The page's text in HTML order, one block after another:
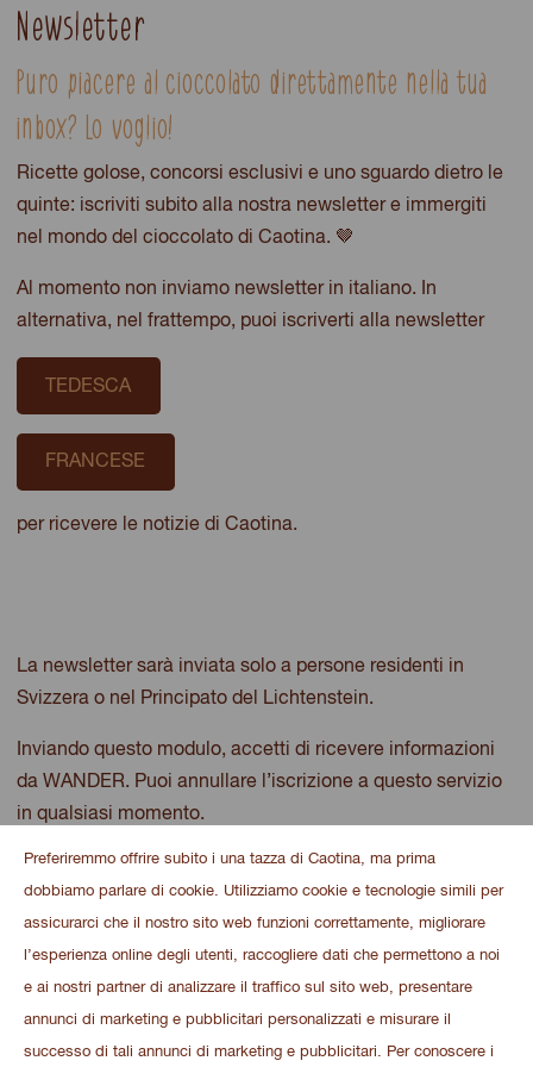
Newsletter
Puro piacere al cioccolato direttamente nella tua
inbox? Lo voglio!
Ricette golose, concorsi esclusivi e uno sguardo dietro le
quinte: iscriviti subito alla nostra newsletter e immergiti
nel mondo del cioccolato di Caotina. 🤎
Al momento non inviamo newsletter in italiano. In
alternativa, nel frattempo, puoi iscriverti alla newsletter
TEDESCA
FRANCESE
per ricevere le notizie di Caotina.
La newsletter sarà inviata solo a persone residenti in
Svizzera o nel Principato del Lichtenstein.
Inviando questo modulo, accetti di ricevere informazioni
da WANDER. Puoi annullare l’iscrizione a questo servizio
in qualsiasi momento.
NEWSLETTER
CONDIZIONI DI UTILIZZO
DICHIARAZIONE SULLA PROTEZIONE DEI
Preferiremmo offrire subito i una tazza di Caotina, ma prima
dobbiamo parlare di cookie. Utilizziamo cookie e tecnologie simili per
assicurarci che il nostro sito web funzioni correttamente, migliorare
l’esperienza online degli utenti, raccogliere dati che permettono a noi
e ai nostri partner di analizzare il traffico sul sito web, presentare
annunci di marketing e pubblicitari personalizzati e misurare il
successo di tali annunci di marketing e pubblicitari. Per conoscere i